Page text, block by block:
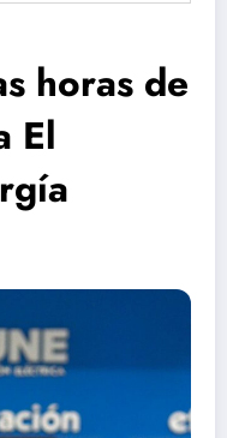
horas de
El